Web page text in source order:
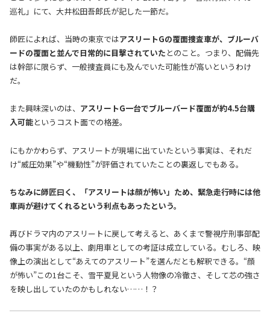
巡礼」にて、大井松田吾郎氏が記した一節だ。
師匠によれば、当時の東京ではアスリートGの覆面捜査車が、ブルーバ
ードの覆面と並んで日常的に目撃されていた とのこと。つまり、配備先
は幹部に限らず、一般捜査員にも及んでいた可能性が高いというわけ
だ。
また興味深いのは、 アスリートG一台でブルーバード覆面が約4.5台購
入可能というコスト面での格差。
にもかかわらず、アスリートが現場に出ていたという事実は、それだ
け“威圧効果”や“機動性”が評価されていたことの裏返しでもある。
ちなみに師匠曰く、「アスリートは顔が怖い」ため、緊急走行時には他
車両が避けてくれるという利点もあったという。
再びドラマ内のアスリートに戻して考えると、あくまで警視庁刑事部配
備の事実がある以上、劇用車としての考証は成立している。むしろ、映
像上の演出として“あえてのアスリート”を選んだとも解釈できる。“顔
が怖い”この1台こそ、雪平夏見という人物像の冷徹さ、そして芯の強さ
を映し出していたのかもしれない……！？